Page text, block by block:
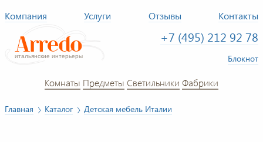
Компания Услуги Отзывы Контакты
+7 (495) 212 92 78
Блокнот
Комнаты Предметы Светильники Фабрики
Главная Каталог Детская мебель Италии